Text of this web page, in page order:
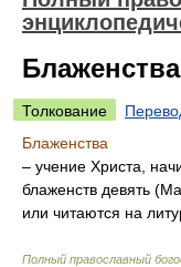
Блаженства
Толкование
Блаженства
– учение Христа,
блаженств девять
или читаются на
Полный православный